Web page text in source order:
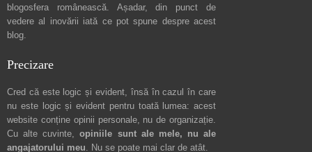
blogosfera românească. Așadar, din punct de
vedere al inovării iată ce pot spune despre acest
blog.
Precizare
Cred că este logic și evident, însă în cazul în care
nu este logic și evident pentru toată lumea: acest
website conține opinii personale, nu de organizație.
Cu alte cuvinte,opiniile sunt ale mele, nu ale
angajatorului meu. Nu se poate mai clar de atât.